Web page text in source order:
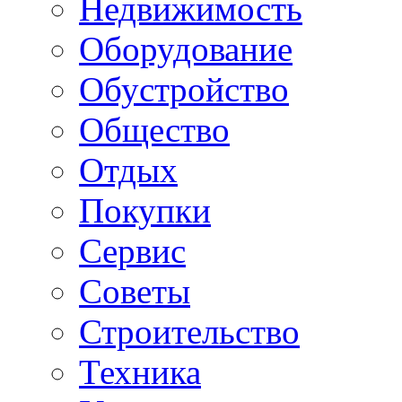
Недвижимость
Оборудование
Обустройство
Общество
Отдых
Покупки
Сервис
Советы
Строительство
Техника